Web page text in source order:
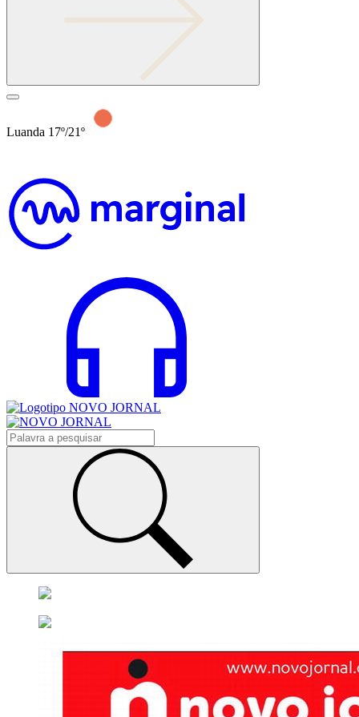
Luanda 17º/21º